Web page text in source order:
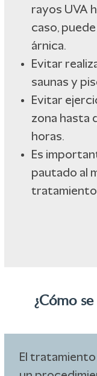
rayos UVA
caso,
árnica.
Evitar
saunas y
Evitar
zona hasta
horas.
Es
pautado al
¿Cómo
El